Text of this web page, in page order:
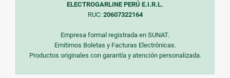
ELECTROGARLINE PERÚ E.I.R.L.
RUC: 20607322164
Empresa formal registrada en SUNAT.
Emitimos Boletas y Facturas Electrónicas.
Productos originales con garantía y atención personalizada.